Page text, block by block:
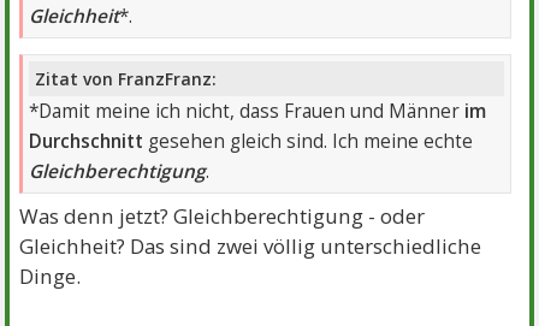
Gleichheit*.
Zitat von FranzFranz:
*Damit meine ich nicht, dass Frauen und Männer im
Durchschnitt gesehen gleich sind. Ich meine echte
Gleichberechtigung.
Was denn jetzt? Gleichberechtigung - oder
Gleichheit? Das sind zwei völlig unterschiedliche
Dinge.